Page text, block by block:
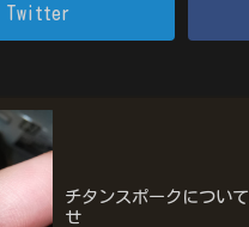
Twitter
チタンスポークについ
せ